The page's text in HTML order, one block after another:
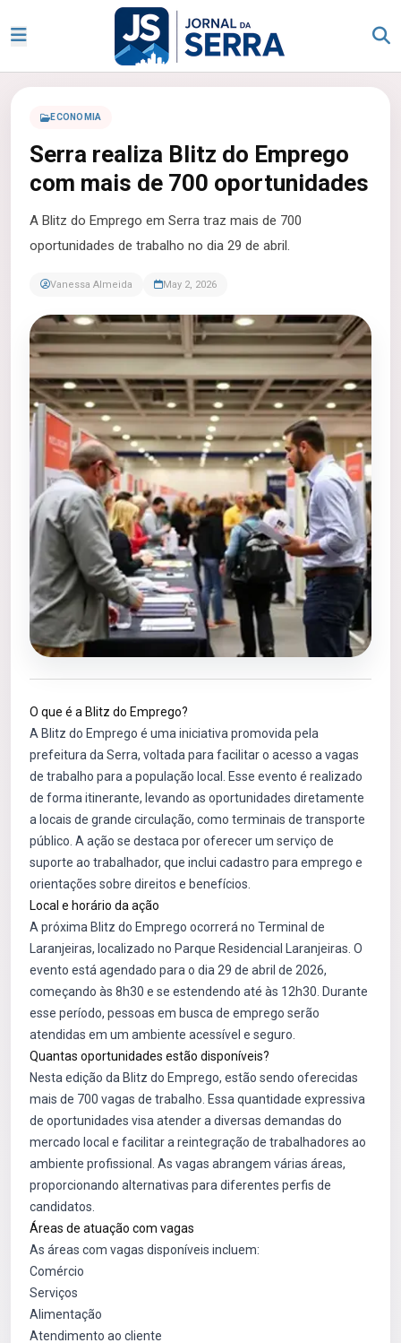
ECONOMIA
Serra realiza Blitz do Emprego
com mais de 700 oportunidades
A Blitz do Emprego em Serra traz mais de 700
oportunidades de trabalho no dia 29 de abril.
Vanessa Almeida May 2, 2026
O que é a Blitz do Emprego?
A Blitz do Emprego é uma iniciativa promovida pela
prefeitura da Serra, voltada para facilitar o acesso a vagas
de trabalho para a população local. Esse evento é realizado
de forma itinerante, levando as oportunidades diretamente
a locais de grande circulação, como terminais de transporte
público. A ação se destaca por oferecer um serviço de
suporte ao trabalhador, que inclui cadastro para emprego e
orientações sobre direitos e benefícios.
Local e horário da ação
A próxima Blitz do Emprego ocorrerá no Terminal de
Laranjeiras, localizado no Parque Residencial Laranjeiras. O
evento está agendado para o dia 29 de abril de 2026,
começando às 8h30 e se estendendo até às 12h30. Durante
esse período, pessoas em busca de emprego serão
atendidas em um ambiente acessível e seguro.
Quantas oportunidades estão disponíveis?
Nesta edição da Blitz do Emprego, estão sendo oferecidas
mais de 700 vagas de trabalho. Essa quantidade expressiva
de oportunidades visa atender a diversas demandas do
mercado local e facilitar a reintegração de trabalhadores ao
ambiente profissional. As vagas abrangem várias áreas,
proporcionando alternativas para diferentes perfis de
candidatos.
Áreas de atuação com vagas
As áreas com vagas disponíveis incluem:
Comércio
Serviços
Alimentação
Atendimento ao cliente